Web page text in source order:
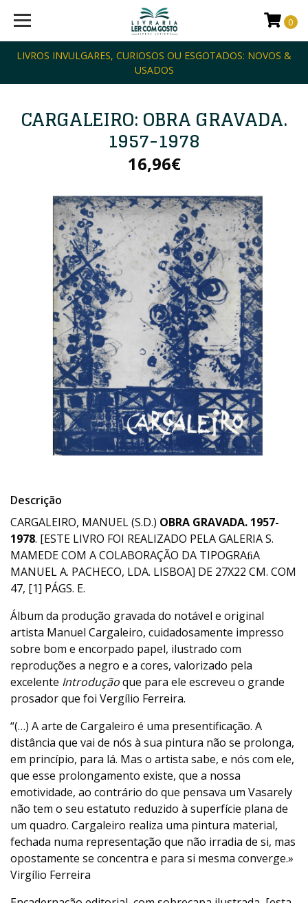
LIVROS INVULGARES, CURIOSOS OU ESGOTADOS: NOVOS &
USADOS
0
CARGALEIRO: OBRA GRAVADA.
1957-1978
16,96€
Descrição
CARGALEIRO, MANUEL (S.D.) OBRA GRAVADA. 1957-
1978. [ESTE LIVRO FOI REALIZADO PELA GALERIA S.
MAMEDE COM A COLABORAÇÃO DA TIPOGRAﬁA
MANUEL A. PACHECO, LDA. LISBOA] DE 27X22 CM. COM
47, [1] PÁGS. E.
Álbum da produção gravada do notável e original
artista Manuel Cargaleiro, cuidadosamente impresso
sobre bom e encorpado papel, ilustrado com
reproduções a negro e a cores, valorizado pela
excelente Introduçãoque para ele escreveu o grande
prosador que foi Vergílio Ferreira.
“(…) A arte de Cargaleiro é uma presentificação. A
distância que vai de nós à sua pintura não se prolonga,
em princípio, para lá. Mas o artista sabe, e nós com ele,
que esse prolongamento existe, que a nossa
emotividade, ao contrário do que pensava um Vasarely
não tem o seu estatuto reduzido à superfície plana de
um quadro. Cargaleiro realiza uma pintura material,
fechada numa representação que não irradia de si, mas
opostamente se concentra e para si mesma converge.»
Virgílio Ferreira